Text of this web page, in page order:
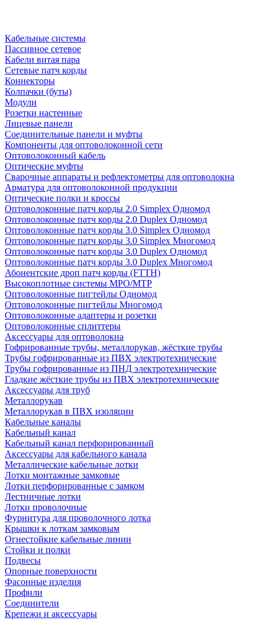
Кабельные системы
Пассивное сетевое
Кабели витая пара
Сетевые патч корды
Коннекторы
Колпачки (буты)
Модули
Розетки настенные
Лицевые панели
Соединительные панели и муфты
Компоненты для оптоволоконной сети
Оптоволоконный кабель
Оптические муфты
Сварочные аппараты и рефлектометры для оптоволокна
Арматура для оптоволоконной продукции
Оптические полки и кроссы
Оптоволоконные патч корды 2.0 Simplex Одномод
Оптоволоконные патч корды 2.0 Duplex Одномод
Оптоволоконные патч корды 3.0 Simplex Одномод
Оптоволоконные патч корды 3.0 Simplex Многомод
Оптоволоконные патч корды 3.0 Duplex Одномод
Оптоволоконные патч корды 3.0 Duplex Многомод
Абонентские дроп патч корды (FTTH)
Высокоплотные системы MPO/MTP
Оптоволоконные пигтейлы Одномод
Оптоволоконные пигтейлы Многомод
Оптоволоконные адаптеры и розетки
Оптоволоконные сплиттеры
Аксессуары для оптоволокна
Гофрированные трубы, металлорукав, жёсткие трубы
Трубы гофрированные из ПВХ электротехнические
Трубы гофрированные из ПНД электротехнические
Гладкие жёсткие трубы из ПВХ электротехнические
Аксессуары для труб
Металлорукав
Металлорукав в ПВХ изоляции
Кабельные каналы
Кабельный канал
Кабельный канал перфорированный
Аксессуары для кабельного канала
Металлические кабельные лотки
Лотки монтажные замковые
Лотки перфорированные с замком
Лестничные лотки
Лотки проволочные
Фурнитура для проволочного лотка
Крышки к лоткам замковым
Огнестойкие кабельные линии
Стойки и полки
Подвесы
Опорные поверхности
Фасонные изделия
Профили
Соединители
Крепежи и аксессуары